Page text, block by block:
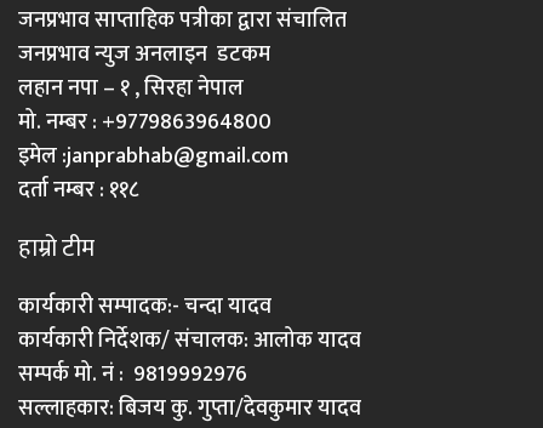
जनप्रभाव साप्ताहिक पत्रीका द्वारा संचालित
जनप्रभाव न्युज अनलाइन डटकम
लहान नपा – १ , सिरहा नेपाल
मो. नम्बर : +9779863964800
इमेल :janprabhab@gmail.com
दर्ता नम्बर : ११८
हाम्रो टीम
कार्यकारी सम्पादक:- चन्दा यादव
कार्यकारी निर्देशक/ संचालक: आलोक यादव
सम्पर्क मो. नं : 9819992976
सल्लाहकार: बिजय कु. गुप्ता/देवकुमार यादव